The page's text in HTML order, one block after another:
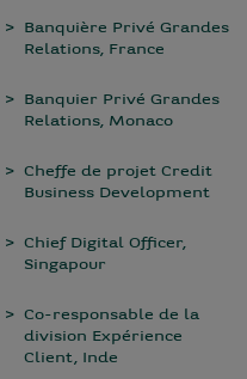
Banquière Privé Grandes
Relations, France
Banquier Privé Grandes
Relations, Monaco
Cheffe de projet Credit
Business Development
Chief Digital Officer,
Singapour
Co-responsable de la
division Expérience
Client, Inde